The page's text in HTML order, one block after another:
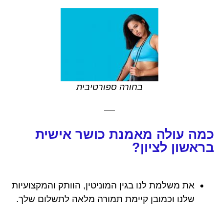
בחורה ספורטיבית
כמה עולה מאמנת כושר אישית
בראשון לציון?
את משלמת לנו בגין המוניטין, הוותק והמקצועיות
שלנו וכמובן קיימת תמורה מלאה לתשלום שלך.